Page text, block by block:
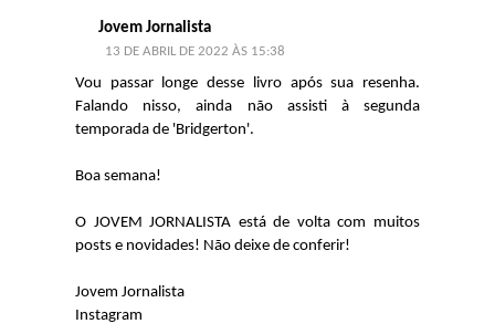
Jovem Jornalista
13 DE ABRIL DE 2022 ÀS 15:38
Vou passar longe desse livro após sua resenha.
Falando nisso, ainda não assisti à segunda
temporada de 'Bridgerton'.
Boa semana!
O JOVEM JORNALISTA está de volta com muitos
posts e novidades! Não deixe de conferir!
Jovem Jornalista
Instagram